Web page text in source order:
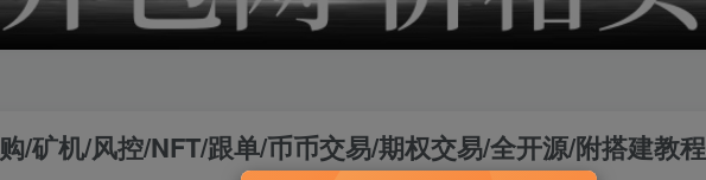
/矿机/风控/NFT/跟单/币币交易/期权交易/全开源/附搭建教程